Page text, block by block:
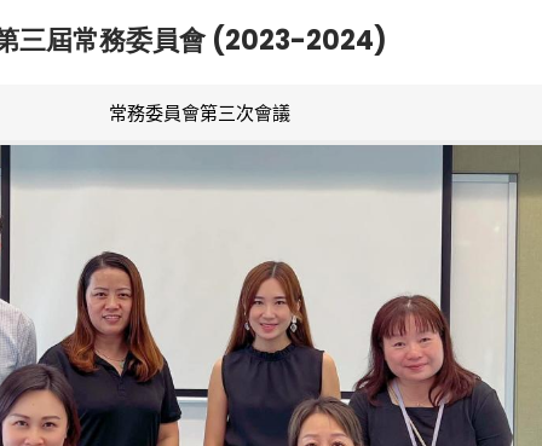
三屆常務委員會 (2023-2024)
常務委員會第三次會議